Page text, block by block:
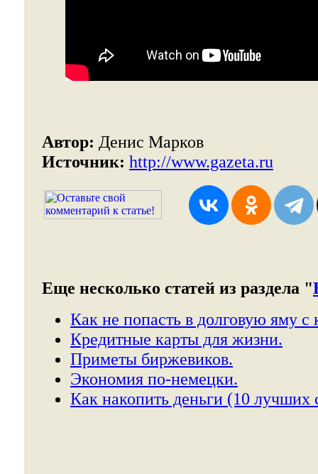
Автор: Денис Марков
Источник: http://www.gazeta.ru
Еще несколько статей из раздела "
Как не попасть в долговую яму с
Кредитные карты для жизни.
Приметы биржевиков.
Экономия по-немецки.
Как накопить деньги (10 лучших